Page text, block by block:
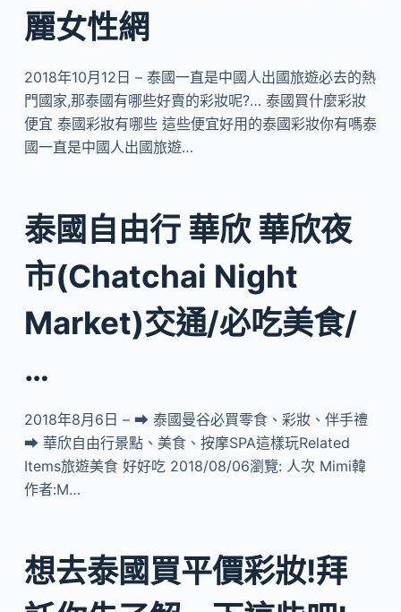
麗女性網
2018年10月12日 – 泰國一直是中國人出國旅遊必去的熱
門國家,那泰國有哪些好賣的彩妝呢?… 泰國買什麼彩妝
便宜 泰國彩妝有哪些 這些便宜好用的泰國彩妝你有嗎泰
國一直是中國人出國旅遊…
泰國自由行 華欣 華欣夜
市(Chatchai Night
Market)交通/必吃美食/
…
2018年8月6日 – ➡ 泰國曼谷必買零食、彩妝、伴手禮
➡ 華欣自由行景點、美食、按摩SPA這樣玩Related
Items旅遊美食 好好吃 2018/08/06瀏覽: 人次 Mimi韓
作者:M…
想去泰國買平價彩妝!拜